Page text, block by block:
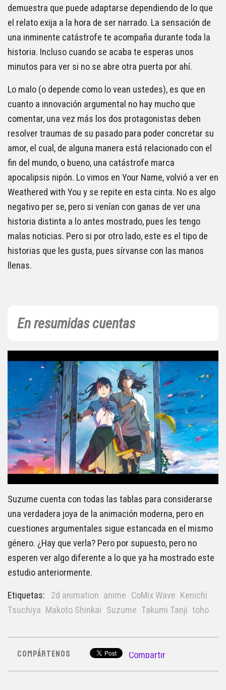
demuestra que puede adaptarse dependiendo de lo que
el relato exija a la hora de ser narrado. La sensación de
una inminente catástrofe te acompaña durante toda la
historia. Incluso cuando se acaba te esperas unos
minutos para ver si no se abre otra puerta por ahí.
Lo malo (o depende como lo vean ustedes), es que en
cuanto a innovación argumental no hay mucho que
comentar, una vez más los dos protagonistas deben
resolver traumas de su pasado para poder concretar su
amor, el cual, de alguna manera está relacionado con el
fin del mundo, o bueno, una catástrofe marca
apocalipsis nipón. Lo vimos en Your Name, volvió a ver en
Weathered with You y se repite en esta cinta. No es algo
negativo per se, pero si venían con ganas de ver una
historia distinta a lo antes mostrado, pues les tengo
malas noticias. Pero si por otro lado, este es el tipo de
historias que les gusta, pues sírvanse con las manos
llenas.
En resumidas cuentas
Suzume cuenta con todas las tablas para considerarse
una verdadera joya de la animación moderna, pero en
cuestiones argumentales sigue estancada en el mismo
género. ¿Hay que verla? Pero por supuesto, pero no
esperen ver algo diferente a lo que ya ha mostrado este
estudio anteriormente.
Etiquetas: 2d animation anime CoMix Wave Kenichi
Tsuchiya Makoto Shinkai Suzume Takumi Tanji toho
COMPÁRTENOS Compartir